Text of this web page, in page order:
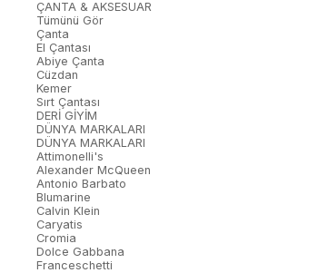
ÇANTA & AKSESUAR
Tümünü Gör
Çanta
El Çantası
Abiye Çanta
Cüzdan
Kemer
Sırt Çantası
DERİ GİYİM
DÜNYA MARKALARI
DÜNYA MARKALARI
Attimonelli's
Alexander McQueen
Antonio Barbato
Blumarine
Calvin Klein
Caryatis
Cromia
Dolce Gabbana
Franceschetti